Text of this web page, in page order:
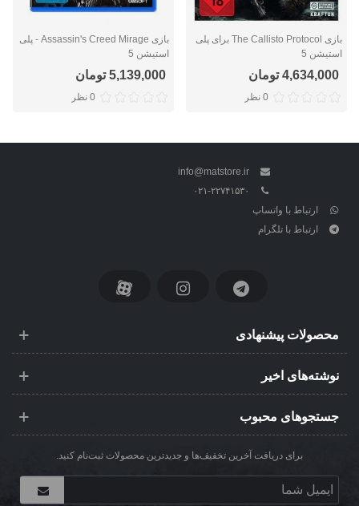
بازی The Callisto Protocol برای پلی
استیشن 5
4,634,000 تومان
0 نظر
بازی Assassin's Creed Mirage - پلی
استیشن 5
5,139,000 تومان
0 نظر
info@matstore.ir
۰۲۱-۲۲۷۴۱۵۳۰
ارتباط با واتساپ
ارتباط با تلگرام
محصولات پیشنهادی
نوشته‌های اخیر
جستجوهای محبوب
برای دریافت آخرین تخفیف‌ها و جدیدترین محصولات ثبت‌نام کنید.